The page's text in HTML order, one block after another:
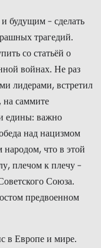
будущим – сделать
трагедий.
со статьёй о
войнах. Не раз
лидерами, встретил
саммите
едины: важно
над нацизмом
народом, что в этой
плечом к плечу –
Союза.
предвоенном
в Европе и мире.